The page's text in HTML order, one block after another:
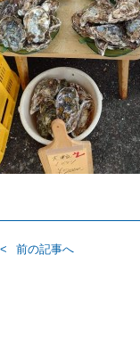
前の記事へ